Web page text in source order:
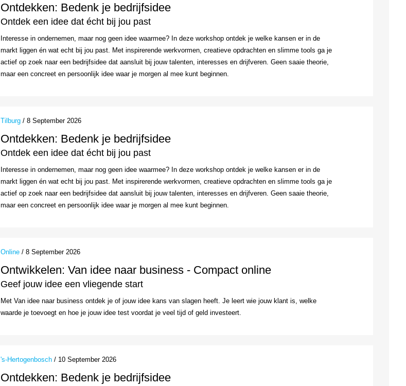
Ontdekken: Bedenk je bedrijfsidee
Ontdek een idee dat écht bij jou past
Interesse in ondernemen, maar nog geen idee waarmee? In deze workshop ontdek je welke kansen er in de
markt liggen én wat echt bij jou past. Met inspirerende werkvormen, creatieve opdrachten en slimme tools ga je
actief op zoek naar een bedrijfsidee dat aansluit bij jouw talenten, interesses en drijfveren. Geen saaie theorie,
maar een concreet en persoonlijk idee waar je morgen al mee kunt beginnen.
Tilburg / 8 September 2026
Ontdekken: Bedenk je bedrijfsidee
Ontdek een idee dat écht bij jou past
Interesse in ondernemen, maar nog geen idee waarmee? In deze workshop ontdek je welke kansen er in de
markt liggen én wat echt bij jou past. Met inspirerende werkvormen, creatieve opdrachten en slimme tools ga je
actief op zoek naar een bedrijfsidee dat aansluit bij jouw talenten, interesses en drijfveren. Geen saaie theorie,
maar een concreet en persoonlijk idee waar je morgen al mee kunt beginnen.
Online / 8 September 2026
Ontwikkelen: Van idee naar business - Compact online
Geef jouw idee een vliegende start
Met Van idee naar business ontdek je of jouw idee kans van slagen heeft. Je leert wie jouw klant is, welke
waarde je toevoegt en hoe je jouw idee test voordat je veel tijd of geld investeert.
's-Hertogenbosch / 10 September 2026
Ontdekken: Bedenk je bedrijfsidee